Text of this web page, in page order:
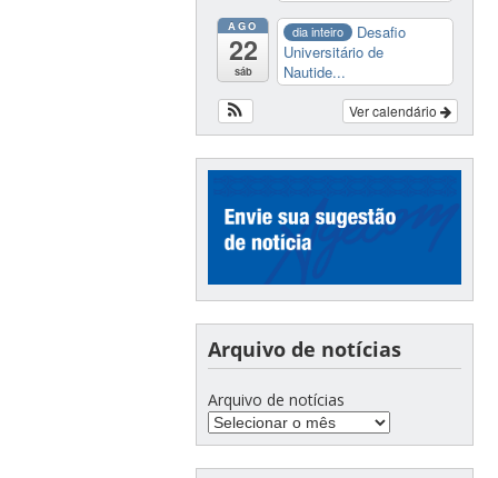
AGO
22
sáb
dia inteiro
Desafio
Universitário de
Nautide...
Ver calendário
Arquivo de notícias
Arquivo de notícias